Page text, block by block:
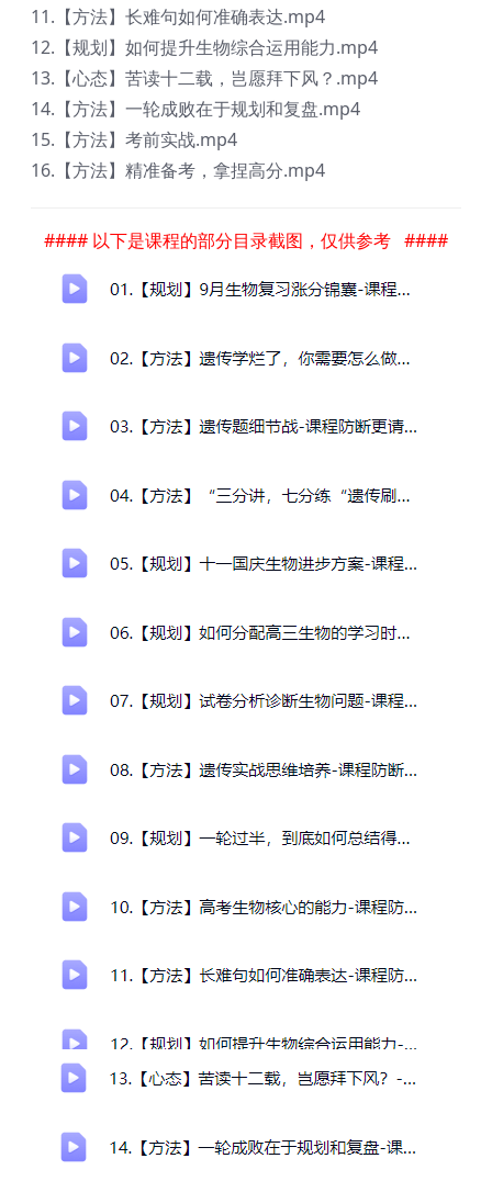
11.【方法】长难句如何准确表达.mp4
12.【规划】如何提升生物综合运用能力.mp4
13.【心态】苦读十二载，岂愿拜下风？.mp4
14.【方法】一轮成败在于规划和复盘.mp4
15.【方法】考前实战.mp4
16.【方法】精准备考，拿捏高分.mp4
#### 以下是课程的部分目录截图，仅供参考 ####